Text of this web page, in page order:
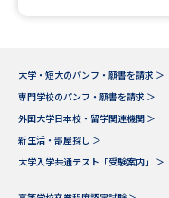
オープンキャンパス検索
来場型・Web型イベント特集
大学・短大のパンフ・願書を請求 ＞
専門学校のパンフ・願書を請求 ＞
外国大学日本校・留学関連機関 ＞
新生活・部屋探し ＞
大学入学共通テスト「受験案内」 ＞